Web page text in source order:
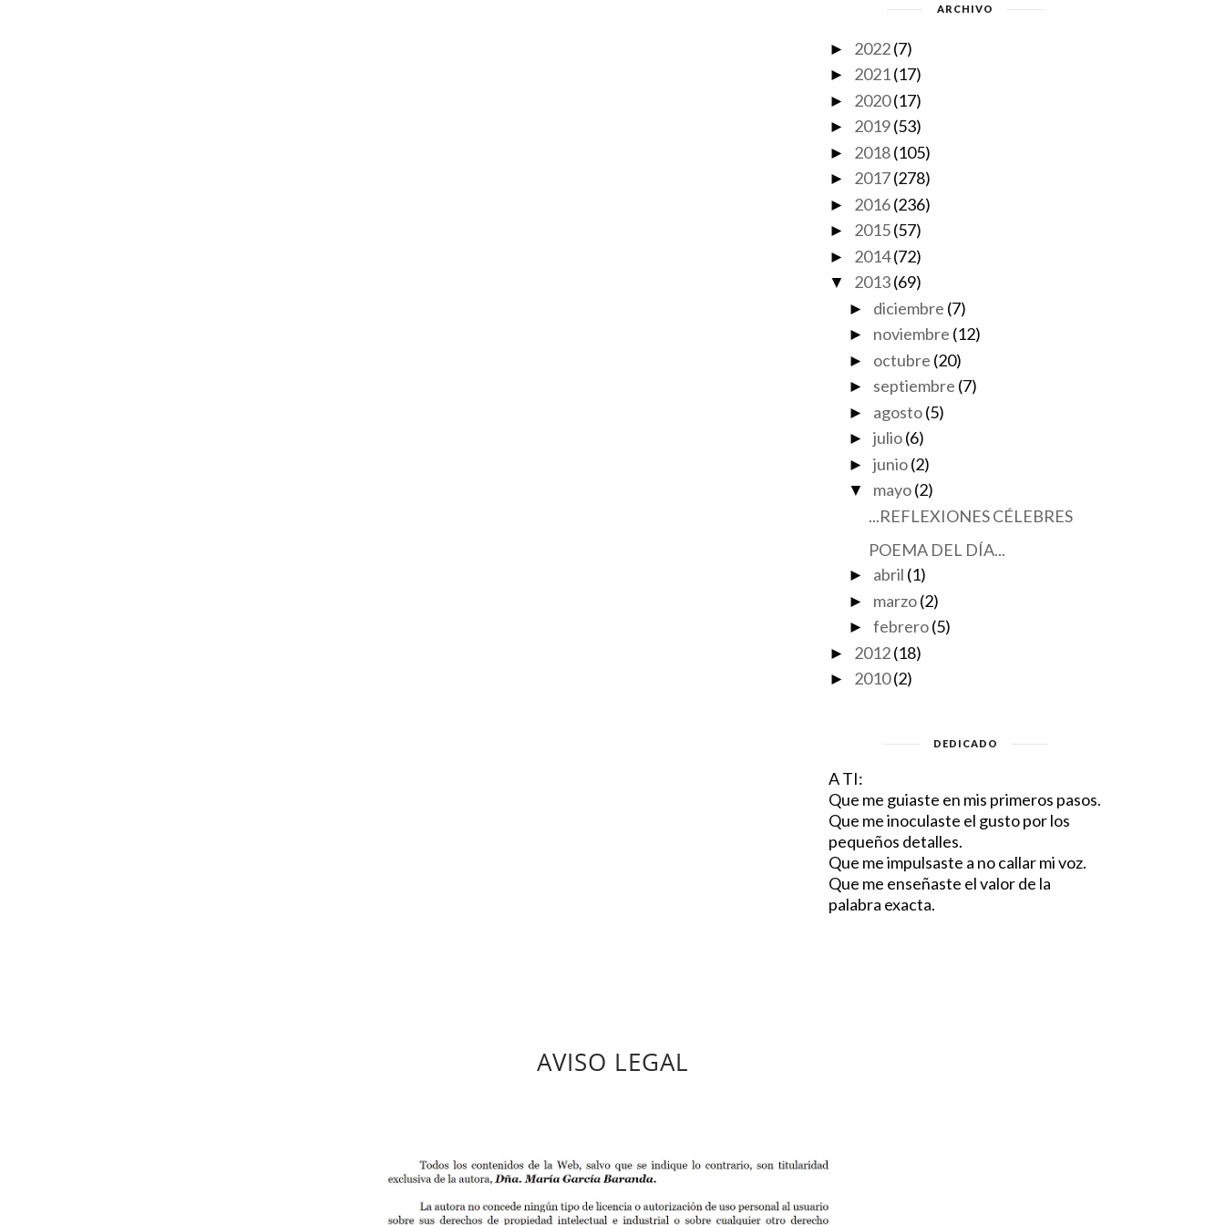
ARCHIVO
► 2022 (7)
► 2021 (17)
► 2020 (17)
► 2019 (53)
► 2018 (105)
► 2017 (278)
► 2016 (236)
► 2015 (57)
► 2014 (72)
▼ 2013 (69)
► diciembre (7)
► noviembre (12)
► octubre (20)
► septiembre (7)
► agosto(5)
►julio(6)
►junio(2)
▼ mayo(2)
...REFLEXIONES CÉLEBRES
POEMA DEL DÍA...
► abril (1)
► marzo(2)
►febrero(5)
► 2012 (18)
► 2010 (2)
DEDICADO
A TI:
Que me guiaste en mis primeros pasos.
Que me inoculaste el gusto por los
pequeños detalles.
Que me impulsaste a no callar mi voz.
Que me enseñaste el valor de la
palabra exacta.
AVISO LEGAL